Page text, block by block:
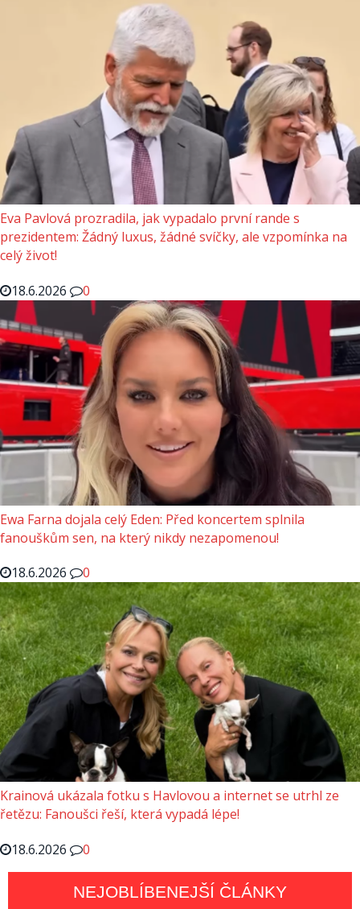
Eva Pavlová prozradila, jak vypadalo první rande s
prezidentem: Žádný luxus, žádné svíčky, ale vzpomínka na
celý život!
18.6.2026
0
Ewa Farna dojala celý Eden: Před koncertem splnila
fanouškům sen, na který nikdy nezapomenou!
18.6.2026
0
Krainová ukázala fotku s Havlovou a internet se utrhl ze
řetězu: Fanoušci řeší, která vypadá lépe!
18.6.2026
0
NEJOBLÍBENEJŠÍ ČLÁNKY